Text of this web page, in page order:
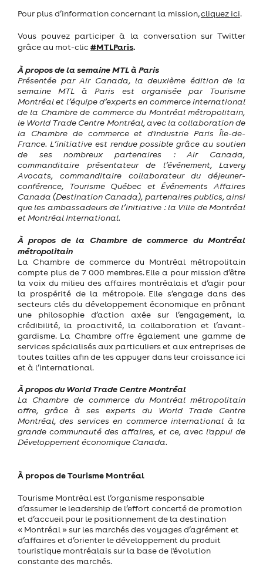
Pour plus d’information concernant la mission,cliquez ici.
Vous pouvez participer à la conversation sur Twitter
grâce au mot-clic#MTLParis.
À propos de la semaine MTL à Paris
Présentée par Air Canada, la deuxième édition de la
semaine MTL à Paris est organisée par Tourisme
Montréal et l’équipe d’experts en commerce international
de la Chambre de commerce du Montréal métropolitain,
le World Trade Centre Montréal, avec la collaboration de
la Chambre de commerce et d'industrie Paris Île-de-
France. L’initiative est rendue possible grâce au soutien
de ses nombreux partenaires : Air Canada,
commanditaire présentateur de l’événement, Lavery
Avocats, commanditaire collaborateur du déjeuner-
conférence, Tourisme Québec et Événements Affaires
Canada (Destination Canada), partenaires publics, ainsi
que les ambassadeurs de l’initiative : la Ville de Montréal
et Montréal International.
À propos de la Chambre de commerce du Montréal
métropolitain
La Chambre de commerce du Montréal métropolitain
compte plus de 7 000 membres. Elle a pour mission d’être
la voix du milieu des affaires montréalais et d’agir pour
la prospérité de la métropole. Elle s’engage dans des
secteurs clés du développement économique en prônant
une philosophie d’action axée sur l’engagement, la
crédibilité, la proactivité, la collaboration et l’avant-
gardisme. La Chambre offre également une gamme de
services spécialisés aux particuliers et aux entreprises de
toutes tailles afin de les appuyer dans leur croissance ici
et à l’international.
À propos du World Trade Centre Montréal
La Chambre de commerce du Montréal métropolitain
offre, grâce à ses experts du World Trade Centre
Montréal, des services en commerce international à la
grande communauté des affaires, et ce, avec l'appui de
Développement économique Canada.
À propos de Tourisme Montréal
Tourisme Montréal est l’organisme responsable
d’assumer le leadership de l’effort concerté de promotion
et d’accueil pour le positionnement de la destination
« Montréal » sur les marchés des voyages d’agrément et
d’affaires et d’orienter le développement du produit
touristique montréalais sur la base de l'évolution
constante des marchés.